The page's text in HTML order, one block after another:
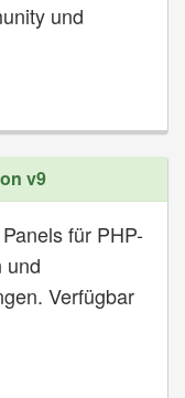
und
v9
für PHP-
und
Verfügbar